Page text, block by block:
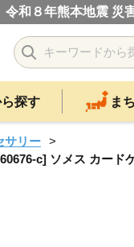
令和８年熊本地震 災
探す ま
サリー
c] ソメス カー